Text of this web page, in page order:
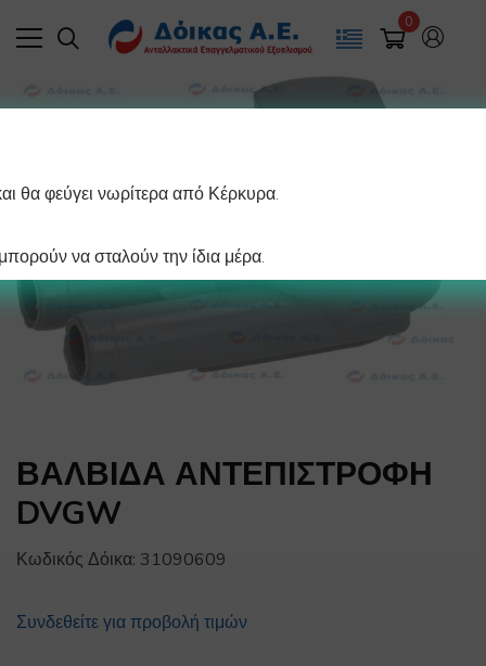
0
ΒΑΛΒΙΔΑ ΑΝΤΕΠΙΣΤΡΟΦΗ
DVGW
Κωδικός Δόικα: 31090609
Συνδεθείτε για προβολή τιμών
θα φεύγει νωρίτερα από Κέρκυρα.
να σταλούν την ίδια μέρα.